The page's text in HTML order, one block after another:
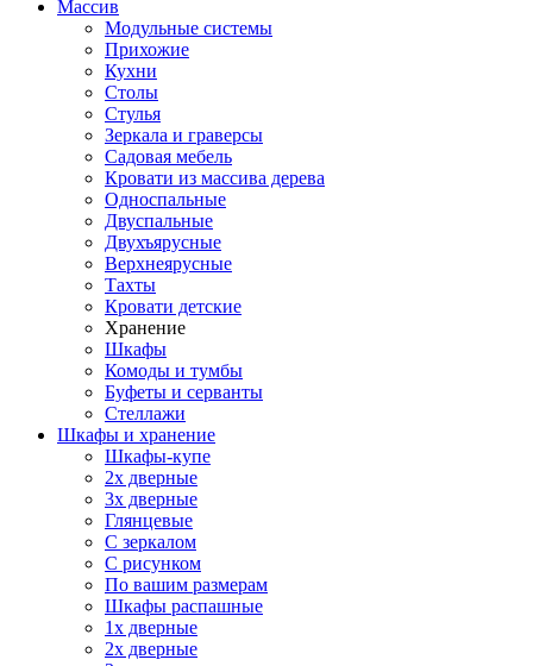
Массив
Модульные системы
Прихожие
Кухни
Столы
Стулья
Зеркала и граверсы
Садовая мебель
Кровати из массива дерева
Односпальные
Двуспальные
Двухъярусные
Верхнеярусные
Тахты
Кровати детские
Хранение
Шкафы
Комоды и тумбы
Буфеты и серванты
Стеллажи
Шкафы и хранение
Шкафы-купе
2х дверные
3х дверные
Глянцевые
С зеркалом
С рисунком
По вашим размерам
Шкафы распашные
1х дверные
2х дверные